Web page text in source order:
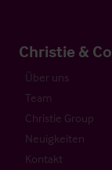
Christie & Co
Über uns
Team
Christie Group
Neuigkeiten
Kontakt